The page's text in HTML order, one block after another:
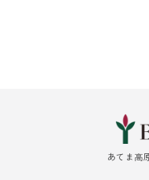
あてま高